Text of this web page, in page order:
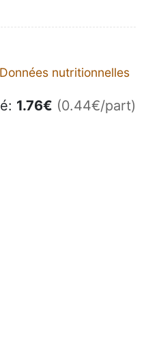
Données nutritionnelles
1.76€ (0.44€/part)